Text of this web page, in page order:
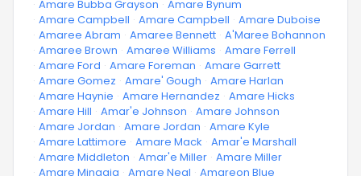
· Amare Bubba Grayson · Amare Bynum
· Amare Campbell · Amare Campbell · Amare Duboise
· Amaree Abram · Amaree Bennett · A'Maree Bohannon
· Amaree Brown · Amaree Williams · Amare Ferrell
· Amare Ford · Amare Foreman · Amare Garrett
· Amare Gomez · Amare' Gough · Amare Harlan
· Amare Haynie · Amare Hernandez · Amare Hicks
· Amare Hill · Amar'e Johnson · Amare Johnson
· Amare Jordan · Amare Jordan · Amare Kyle
· Amare Lattimore · Amare Mack · Amar'e Marshall
· Amare Middleton · Amar'e Miller · Amare Miller
· Amare Minggia · Amare Neal · Amareon Blue